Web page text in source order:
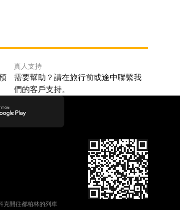
真人支持
需要幫助？請在旅行前或途中聯繫我
們的客戶支持。
克開往都柏林的列車